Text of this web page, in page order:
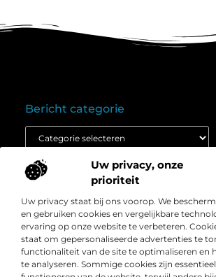
Uw privacy, onze
prioriteit
Uw privacy staat bij ons voorop. We
en gebruiken cookies en vergelijkbare
ervaring op onze website te verbeteren.
staat om gepersonaliseerde advertenties te
functionaliteit van de site te optimaliseren en
te analyseren. Sommige cookies zijn
Over
Bedrijf
” Het platform voor slimme inzichten
conversieboosts “
Duik in waardevolle content, praktische
inspirerende cases die jouw webshop
niveau tillen. Welkom bij Webshop-
Onze informatie
Bericht categorie